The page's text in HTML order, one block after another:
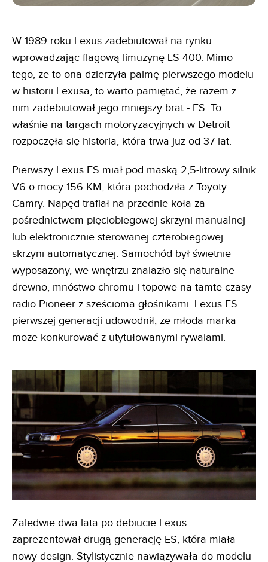
W 1989 roku Lexus zadebiutował na rynku
wprowadzając flagową limuzynę LS 400. Mimo
tego, że to ona dzierżyła palmę pierwszego modelu
w historii Lexusa, to warto pamiętać, że razem z
nim zadebiutował jego mniejszy brat - ES. To
właśnie na targach motoryzacyjnych w Detroit
rozpoczęła się historia, która trwa już od 37 lat.
Pierwszy Lexus ES miał pod maską 2,5-litrowy silnik
V6 o mocy 156 KM, która pochodziła z Toyoty
Camry. Napęd trafiał na przednie koła za
pośrednictwem pięciobiegowej skrzyni manualnej
lub elektronicznie sterowanej czterobiegowej
skrzyni automatycznej. Samochód był świetnie
wyposażony, we wnętrzu znalazło się naturalne
drewno, mnóstwo chromu i topowe na tamte czasy
radio Pioneer z sześcioma głośnikami. Lexus ES
pierwszej generacji udowodnił, że młoda marka
może konkurować z utytułowanymi rywalami.
Zaledwie dwa lata po debiucie Lexus
zaprezentował drugą generację ES, która miała
nowy design. Stylistycznie nawiązywała do modelu